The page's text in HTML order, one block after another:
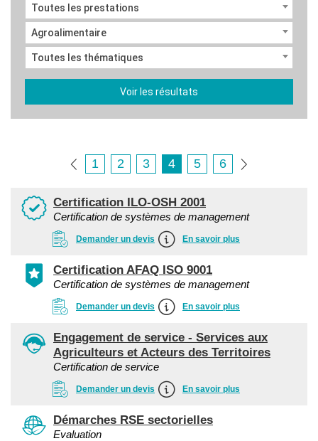
Toutes les prestations
Agroalimentaire
Toutes les thématiques
Voir les résultats
1 2 3 4 5 6
Certification ILO-OSH 2001
Certification de systèmes de management
Demander un devis En savoir plus
Certification AFAQ ISO 9001
Certification de systèmes de management
Demander un devis En savoir plus
Engagement de service - Services aux
Agriculteurs et Acteurs des Territoires
Certification de service
Demander un devis En savoir plus
Démarches RSE sectorielles
Evaluation